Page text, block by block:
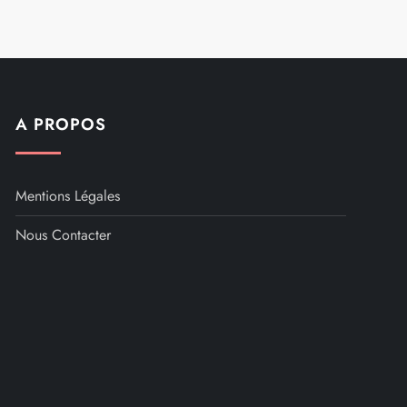
A PROPOS
Mentions Légales
Nous Contacter